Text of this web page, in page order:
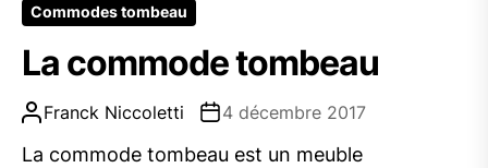
Commodes tombeau
La commode tombeau
Franck Niccoletti 4 décembre 2017
La commode tombeau est un meuble